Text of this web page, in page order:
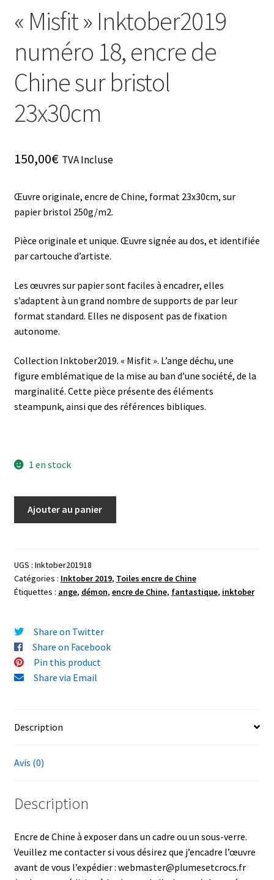
« Misfit » Inktober2019
numéro 18, encre de
Chine sur bristol
23x30cm
150,00€ TVA Incluse
Œuvre originale, encre de Chine, format 23x30cm, sur
papier bristol 250g/m2.
Pièce originale et unique. Œuvre signée au dos, et identifiée
par cartouche d’artiste.
Les œuvres sur papier sont faciles à encadrer, elles
s’adaptent à un grand nombre de supports de par leur
format standard. Elles ne disposent pas de fixation
autonome.
Collection Inktober2019. « Misfit ». L’ange déchu, une
figure emblématique de la mise au ban d’une société, de la
marginalité. Cette pièce présente des éléments
steampunk, ainsi que des références bibliques.
1 en stock
numéro
18,
encre
Chine
sur
bristol
23x30cm
Ajouter au panier
UGS : Inktober201918
Catégories : Inktober 2019, Toiles encre de Chine
Étiquettes : ange, démon, encre de Chine, fantastique, inktober
Share on Twitter
Share on Facebook
Pin this product
Share via Email
Description
Avis (0)
Description
Encre de Chine à exposer dans un cadre ou un sous-verre.
Veuillez me contacter si vous désirez que j’encadre l’œuvre
avant de vous l’expédier : webmaster@plumesetcrocs.fr